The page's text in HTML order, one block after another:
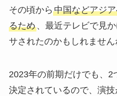
その頃から 中国などアジ
るため、最近テレビで見
サされたのかもしれません
2023年の前期だけでも、
決定されているので、演技